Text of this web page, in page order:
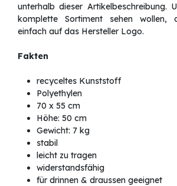
unterhalb dieser Artikelbeschreibung.
komplette Sortiment sehen wollen,
einfach auf das Hersteller Logo.
Fakten
recyceltes Kunststoff
Polyethylen
70 x 55 cm
Höhe: 50 cm
Gewicht: 7 kg
stabil
leicht zu tragen
widerstandsfähig
für drinnen & draussen geeignet